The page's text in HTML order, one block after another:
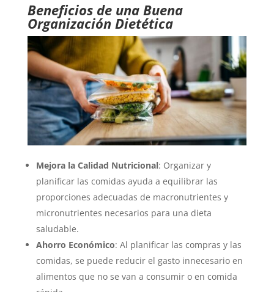
Beneficios de una Buena
Organización Dietética
Mejora la Calidad Nutricional: Organizar y
planificar las comidas ayuda a equilibrar las
proporciones adecuadas de macronutrientes y
micronutrientes necesarios para una dieta
saludable.
Ahorro Económico: Al planificar las compras y las
comidas, se puede reducir el gasto innecesario en
alimentos que no se van a consumir o en comida